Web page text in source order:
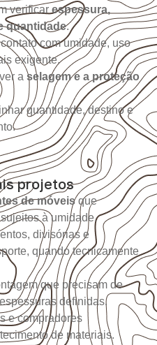
verificar espessura,
quantidade.
com umidade, uso
exigente.
a selagem e a proteção
quantidade, destino e
projetos
de móveisque
à umidade.
divisórias e
quando tecnicamente
que precisam de
definidas.
e compradores
de materiais.